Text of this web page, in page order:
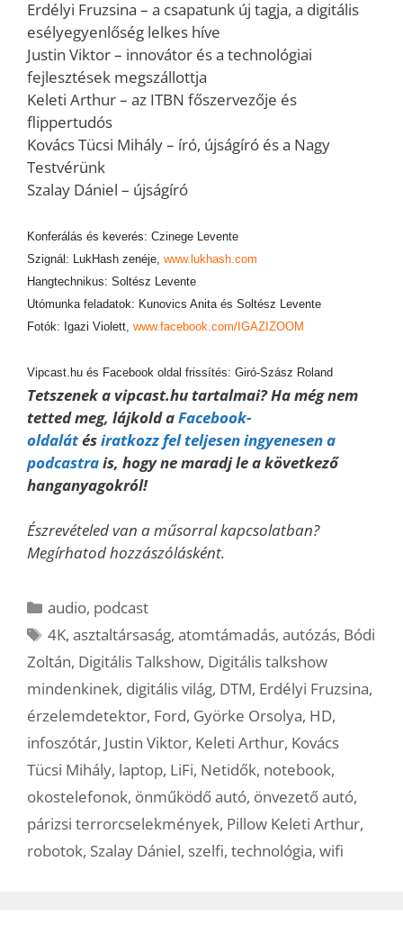
Erdélyi Fruzsina – a csapatunk új tagja, a digitális
esélyegyenlőség lelkes híve
Justin Viktor – innovátor és a technológiai
fejlesztések megszállottja
Keleti Arthur – az ITBN főszervezője és
flippertudós
Kovács Tücsi Mihály – író, újságíró és a Nagy
Testvérünk
Szalay Dániel – újságíró
Konferálás és keverés: Czinege Levente
Szignál: LukHash zenéje, www.lukhash.com
Hangtechnikus: Soltész Levente
Utómunka feladatok: Kunovics Anita és Soltész Levente
Fotók: Igazi Violett, www.facebook.com/IGAZIZOOM
Vipcast.hu és Facebook oldal frissítés: Giró-Szász Roland
Tetszenek a vipcast.hu tartalmai? Ha még nem
tetted meg, lájkold aFacebook-
oldalátésiratkozz fel teljesen ingyenesen a
podcastrais, hogy ne maradj le a következő
hanganyagokról!
Észrevételed van a műsorral kapcsolatban?
Megírhatod hozzászólásként.
Kategória
audio, podcast
Címkék
4K,asztaltársaság,atomtámadás,autózás, Bódi
Zoltán, Digitális Talkshow, Digitális talkshow
mindenkinek, digitális világ, DTM, Erdélyi Fruzsina,
érzelemdetektor, Ford, Györke Orsolya, HD,
infoszótár, Justin Viktor, Keleti Arthur, Kovács
Tücsi Mihály, laptop, LiFi, Netidők, notebook,
okostelefonok, önműködő autó, önvezető autó,
párizsi terrorcselekmények, Pillow Keleti Arthur,
robotok, Szalay Dániel, szelfi, technológia, wifi